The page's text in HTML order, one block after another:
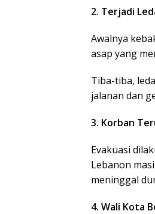
2. Terjadi
Awalnya
asap yang
Tiba-tiba,
jalanan dan
3. Korban
Evakuasi
Lebanon
meninggal
4. Wali Kota